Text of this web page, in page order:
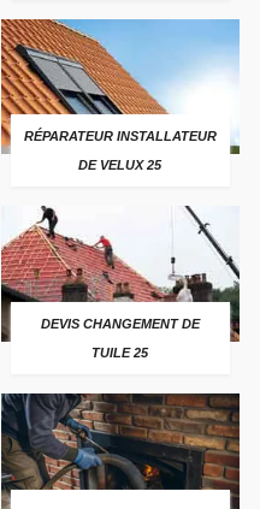
RÉPARATEUR INSTALLATEUR
DE VELUX 25
DEVIS CHANGEMENT DE
TUILE 25